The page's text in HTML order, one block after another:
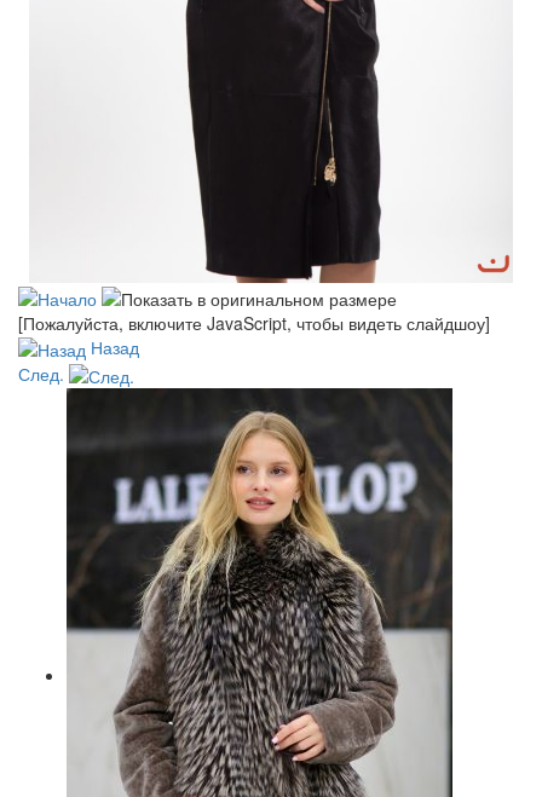
[Пожалуйста, включите JavaScript, чтобы видеть слайдшоу]
Назад
След.